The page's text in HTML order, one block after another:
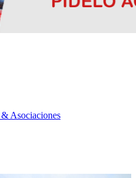
Asociaciones